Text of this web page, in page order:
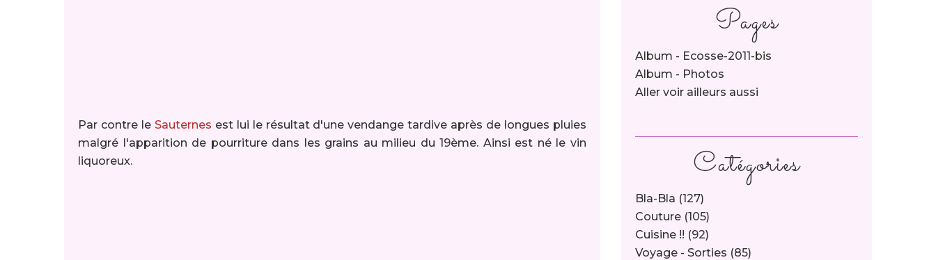
Par contre le Sauternes est lui le résultat d'une vendange tardive après de longues pluies
malgré l'apparition de pourriture dans les grains au milieu du 19ème. Ainsi est né le vin
liquoreux.
Catégories
Bla-Bla (127)
Couture (105)
Cuisine !! (92)
Voyage - Sorties (85)
Pages
Album - Ecosse-2011-bis
Album - Photos
Aller voir ailleurs aussi